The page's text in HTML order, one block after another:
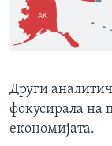
Други
фокусирала на
економијата.